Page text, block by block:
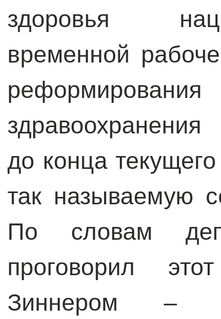
здоровья
временной
до конца
так называемую
По словам
проговорил
Зиннером –